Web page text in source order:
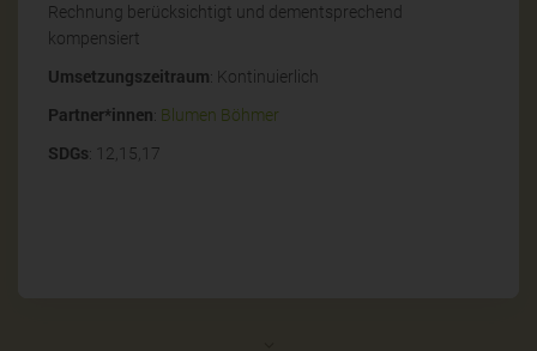
Rechnung berücksichtigt und dementsprechend
kompensiert
Umsetzungszeitraum: Kontinuierlich
Partner*innen: Blumen Böhmer
SDGs: 12,15,17